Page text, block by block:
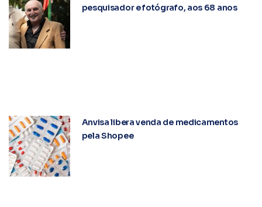
pesquisador e fotógrafo, aos 68 anos
Anvisa libera venda de medicamentos
pela Shopee